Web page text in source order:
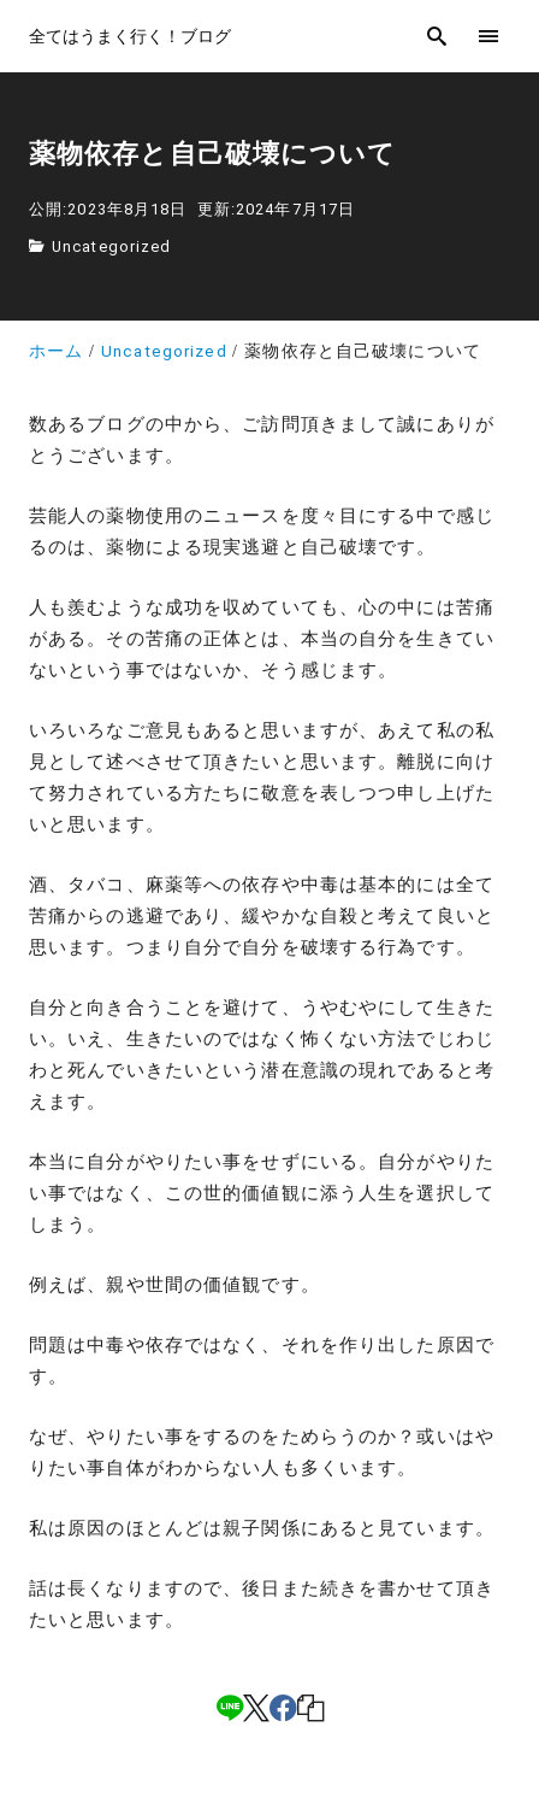
全てはうまく行く！ブログ
薬物依存と自己破壊について
公開:2023年8月18日 更新:2024年7月17日
Uncategorized
ホーム Uncategorized 薬物依存と自己破壊について
数あるブログの中から、ご訪問頂きまして誠にありが
とうございます。
芸能人の薬物使用のニュースを度々目にする中で感じ
るのは、薬物による現実逃避と自己破壊です。
人も羨むような成功を収めていても、心の中には苦痛
がある。その苦痛の正体とは、本当の自分を生きてい
ないという事ではないか、そう感じます。
いろいろなご意見もあると思いますが、あえて私の私
見として述べさせて頂きたいと思います。離脱に向け
て努力されている方たちに敬意を表しつつ申し上げた
いと思います。
酒、タバコ、麻薬等への依存や中毒は基本的には全て
苦痛からの逃避であり、緩やかな自殺と考えて良いと
思います。つまり自分で自分を破壊する行為です。
自分と向き合うことを避けて、うやむやにして生きた
い。いえ、生きたいのではなく怖くない方法でじわじ
わと死んでいきたいという潜在意識の現れであると考
えます。
本当に自分がやりたい事をせずにいる。自分がやりた
い事ではなく、この世的価値観に添う人生を選択して
しまう。
例えば、親や世間の価値観です。
問題は中毒や依存ではなく、それを作り出した原因で
す。
なぜ、やりたい事をするのをためらうのか？或いはや
りたい事自体がわからない人も多くいます。
私は原因のほとんどは親子関係にあると見ています。
話は長くなりますので、後日また続きを書かせて頂き
たいと思います。